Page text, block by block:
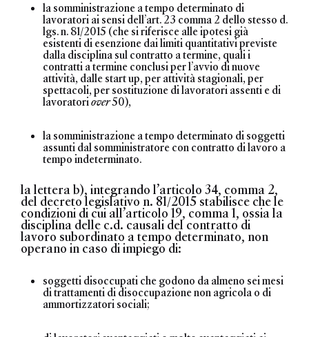
la somministrazione a tempo determinato di
lavoratori ai sensi dell’art. 23 comma 2 dello stesso d.
lgs. n. 81/2015 (che si riferisce alle ipotesi già
esistenti di esenzione dai limiti quantitativi previste
dalla disciplina sul contratto a termine, quali i
contratti a termine conclusi per l’avvio di nuove
attività, dalle start up, per attività stagionali, per
spettacoli, per sostituzione di lavoratori assenti e di
lavoratoriover50),
la somministrazione a tempo determinato di soggetti
assunti dal somministratore con contratto di lavoro a
tempo indeterminato.
la lettera b), integrando l’articolo 34, comma 2,
del decreto legislativo n. 81/2015 stabilisce che le
condizioni di cui all’articolo 19, comma 1, ossia la
disciplina delle c.d. causali del contratto di
lavoro subordinato a tempo determinato, non
operano in caso di impiego di:
soggetti disoccupati che godono da almeno sei mesi
di trattamenti di disoccupazione non agricola o di
ammortizzatori sociali;